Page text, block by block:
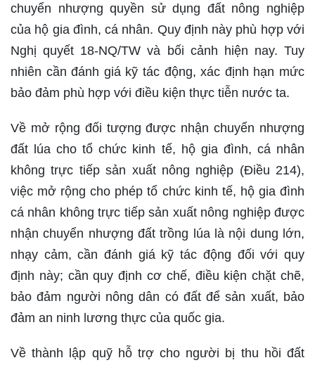
chuyển nhượng quyền sử dụng đất nông nghiệp
của hộ gia đình, cá nhân. Quy định này phù hợp với
Nghị quyết 18-NQ/TW và bối cảnh hiện nay. Tuy
nhiên cần đánh giá kỹ tác động, xác định hạn mức
bảo đảm phù hợp với điều kiện thực tiễn nước ta.
Về mở rộng đối tượng được nhận chuyển nhượng
đất lúa cho tổ chức kinh tế, hộ gia đình, cá nhân
không trực tiếp sản xuất nông nghiệp (Điều 214),
việc mở rộng cho phép tổ chức kinh tế, hộ gia đình
cá nhân không trực tiếp sản xuất nông nghiệp được
nhận chuyển nhượng đất trồng lúa là nội dung lớn,
nhạy cảm, cần đánh giá kỹ tác động đối với quy
định này; cần quy định cơ chế, điều kiện chặt chẽ,
bảo đảm người nông dân có đất để sản xuất, bảo
đảm an ninh lương thực của quốc gia.
Về thành lập quỹ hỗ trợ cho người bị thu hồi đất